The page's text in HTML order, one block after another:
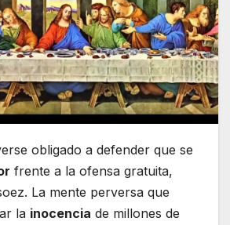
obligado a defender que se
frente a la ofensa gratuita,
La mente perversa que
la inocencia de millones de